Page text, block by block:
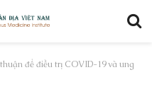
để điều trị COVID-19 và ung